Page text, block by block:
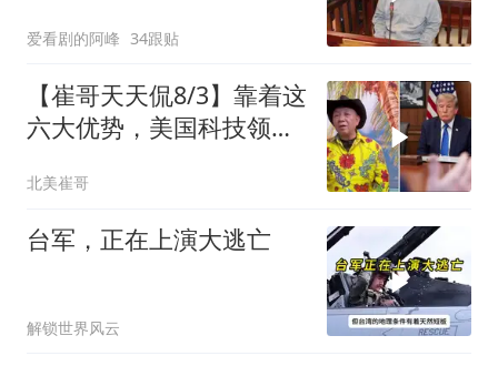
爱看剧的阿峰 34跟贴
【崔哥天天侃8/3】靠着这
六大优势，美国科技领军
北美崔哥
台军，正在上演大逃亡
解锁世界风云